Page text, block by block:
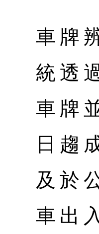
車牌
統透
車牌
日趨
及於
車出